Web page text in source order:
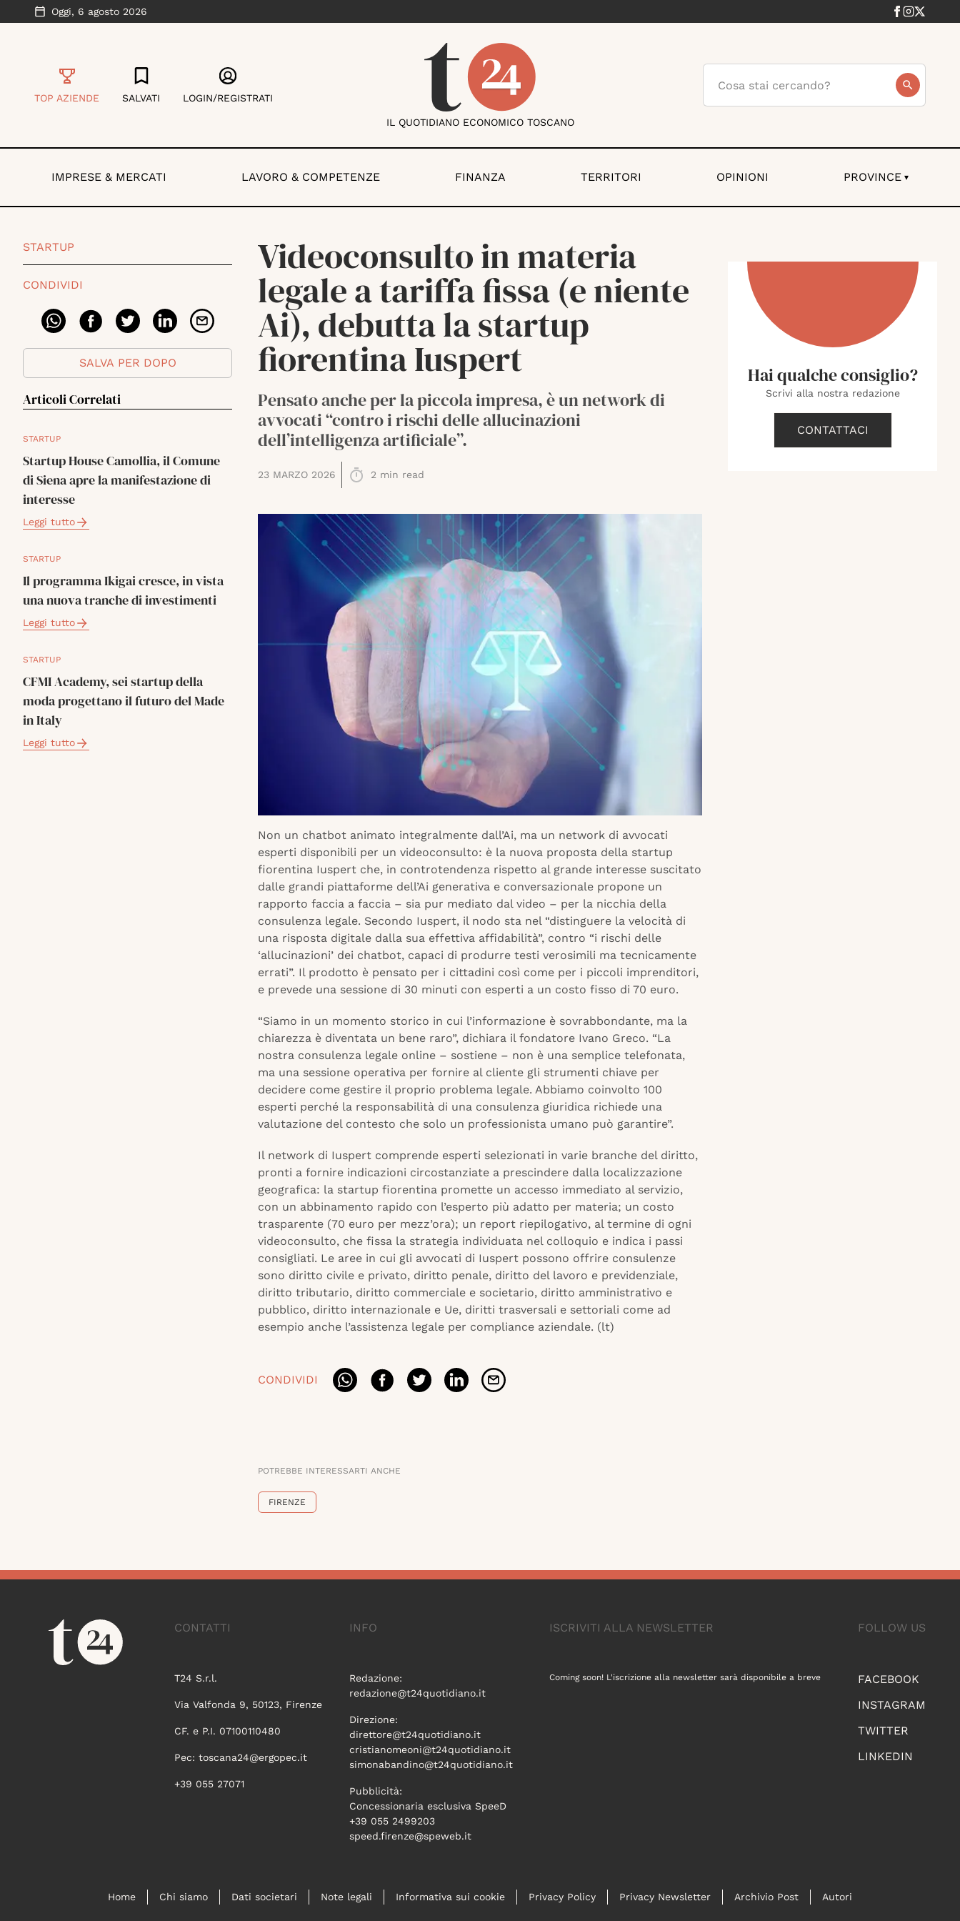
Oggi, 6 agosto 2026
TOP AZIENDE SALVATI LOGIN/REGISTRATI
IL QUOTIDIANO ECONOMICO TOSCANO
IMPRESE & MERCATI LAVORO & COMPETENZE FINANZA TERRITORI OPINIONI PROVINCE ▾
STARTUP
CONDIVIDI
SALVA PER DOPO
Articoli Correlati
STARTUP
Startup House Camollia, il Comune
di Siena apre la manifestazione di
interesse
Leggi tutto
STARTUP
Il programma Ikigai cresce, in vista
una nuova tranche di investimenti
Leggi tutto
STARTUP
CFMI Academy, sei startup della
moda progettano il futuro del Made
in Italy
Leggi tutto
Videoconsulto in materia
legale a tariffa fissa (e niente
Ai), debutta la startup
fiorentina Iuspert
Pensato anche per la piccola impresa, è un network di
avvocati “contro i rischi delle allucinazioni
dell’intelligenza artificiale”.
23 MARZO 2026 2 min read
Non un chatbot animato integralmente dall’Ai, ma un network di avvocati
esperti disponibili per un videoconsulto: è la nuova proposta della startup
fiorentina Iuspert che, in controtendenza rispetto al grande interesse suscitato
dalle grandi piattaforme dell’Ai generativa e conversazionale propone un
rapporto faccia a faccia – sia pur mediato dal video – per la nicchia della
consulenza legale. Secondo Iuspert, il nodo sta nel “distinguere la velocità di
una risposta digitale dalla sua effettiva affidabilità”, contro “i rischi delle
‘allucinazioni’ dei chatbot, capaci di produrre testi verosimili ma tecnicamente
errati”. Il prodotto è pensato per i cittadini così come per i piccoli imprenditori,
e prevede una sessione di 30 minuti con esperti a un costo fisso di 70 euro.
“Siamo in un momento storico in cui l’informazione è sovrabbondante, ma la
chiarezza è diventata un bene raro”, dichiara il fondatore Ivano Greco. “La
nostra consulenza legale online – sostiene – non è una semplice telefonata,
ma una sessione operativa per fornire al cliente gli strumenti chiave per
decidere come gestire il proprio problema legale. Abbiamo coinvolto 100
esperti perché la responsabilità di una consulenza giuridica richiede una
valutazione del contesto che solo un professionista umano può garantire”.
Il network di Iuspert comprende esperti selezionati in varie branche del diritto,
pronti a fornire indicazioni circostanziate a prescindere dalla localizzazione
geografica: la startup fiorentina promette un accesso immediato al servizio,
con un abbinamento rapido con l’esperto più adatto per materia; un costo
trasparente (70 euro per mezz’ora); un report riepilogativo, al termine di ogni
videoconsulto, che fissa la strategia individuata nel colloquio e indica i passi
consigliati. Le aree in cui gli avvocati di Iuspert possono offrire consulenze
sono diritto civile e privato, diritto penale, diritto del lavoro e previdenziale,
diritto tributario, diritto commerciale e societario, diritto amministrativo e
pubblico, diritto internazionale e Ue, diritti trasversali e settoriali come ad
esempio anche l’assistenza legale per compliance aziendale. (lt)
CONDIVIDI
POTREBBE INTERESSARTI ANCHE
FIRENZE
Hai qualche consiglio?
Scrivi alla nostra redazione
CONTATTACI
CONTATTI
T24 S.r.l.
Via Valfonda 9, 50123, Firenze
CF. e P.I. 07100110480
Pec: toscana24@ergopec.it
+39 055 27071
INFO
Redazione:
redazione@t24quotidiano.it
Direzione:
direttore@t24quotidiano.it
cristianomeoni@t24quotidiano.it
simonabandino@t24quotidiano.it
Pubblicità:
Concessionaria esclusiva SpeeD
+39 055 2499203
speed.firenze@speweb.it
FOLLOW US
FACEBOOK
INSTAGRAM
TWITTER
LINKEDIN
ISCRIVITI ALLA NEWSLETTER
Coming soon! L'iscrizione alla newsletter sarà disponibile a breve
Home Chi siamo Dati societari Note legali Informativa sui cookie Privacy Policy Privacy Newsletter Archivio Post Autori